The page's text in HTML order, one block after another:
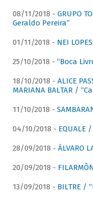
08/11/2018 - GRUPO
Geraldo Pereira”
01/11/2018 - NEI
25/10/2018 - “Boca
18/10/2018 - ALICE
MARIANA BALTAR /
11/10/2018 -
04/10/2018 - EQUALE
28/09/2018 - ÁLVARO
20/09/2018 -
13/09/2018 - BILTRE /